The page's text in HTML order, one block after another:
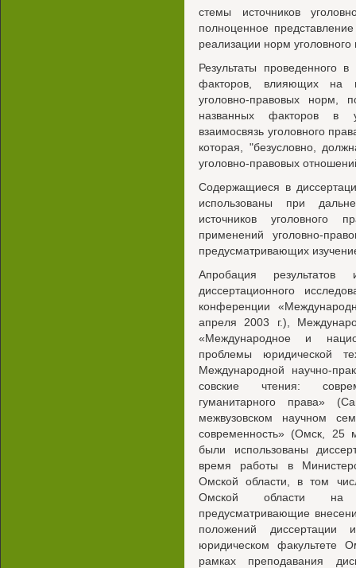
стемы источников
полноценное
реализации норм уголовного
Результаты проведенного
факторов, влияющих на
уголовно-правовых норм,
названных факторов в
взаимосвязь уголовного
которая, "безусловно,
уголовно-правовых
Содержащиеся в
использованы при
источников
применений уголовно-
предусматривающих
Апробация результатов
диссертационного
конференции
апреля 2003 г.),
«Международное и
проблемы юридической
Международной научно-
совские чтения:
гуманитарного права»
межвузовском научном
современность» (Омск, 25
были использованы
время работы в
Омской области, в том
Омской области на
предусматривающие
положений диссертации
юридическом факультете
рамках преподавания